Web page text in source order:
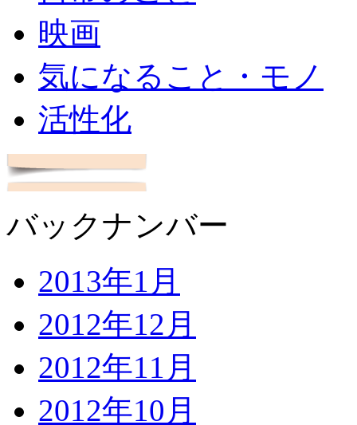
映画
気になること・モノ
活性化
バックナンバー
2013年1月
2012年12月
2012年11月
2012年10月